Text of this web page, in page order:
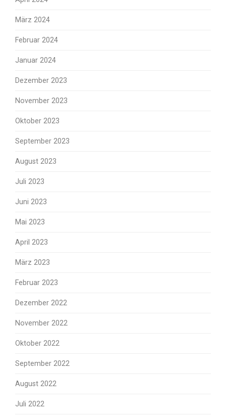
März 2024
Februar 2024
Januar 2024
Dezember 2023
November 2023
Oktober 2023
September 2023
August 2023
Juli 2023
Juni 2023
Mai 2023
April 2023
März 2023
Februar 2023
Dezember 2022
November 2022
Oktober 2022
September 2022
August 2022
Juli 2022